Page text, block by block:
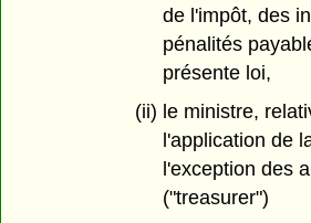
de l'impôt, des
pénalités
présente loi,
(ii) le ministre,
l'application de
l'exception des
("treasurer")